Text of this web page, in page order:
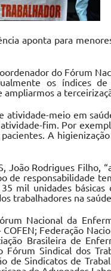
aponta para
do Fórum
os índices
a
atividade-meio em
fim. Por
A
João Rodrigues Filho,
de responsabilidade
mil unidades
trabalhadores na
Nacional da
Federação
Brasileira de
Fórum Sindical dos
de Sindicatos de